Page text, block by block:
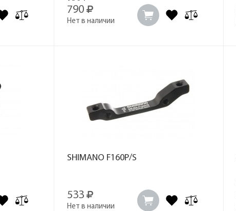
790
Нет в наличии
SHIMANO F160P/S
533
Нет в наличии